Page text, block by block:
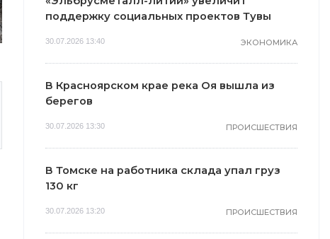
поддержку социальных проектов Тувы
30.07.2026 13:40 ЭКОНОМИКА
В Красноярском крае река Оя вышла из
берегов
30.07.2026 13:30 ПРОИСШЕСТВИЯ
В Томске на работника склада упал груз
130 кг
30.07.2026 13:20 ПРОИСШЕСТВИЯ